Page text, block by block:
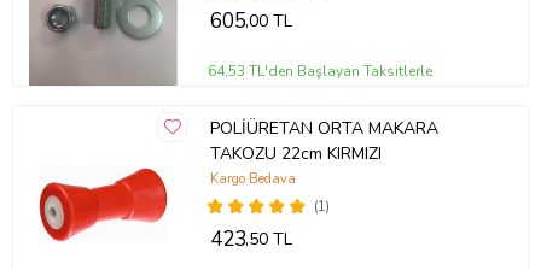
605,00 TL
64,53 TL'den Başlayan Taksitlerle
POLİÜRETAN ORTA MAKARA
TAKOZU 22cm KIRMIZI
(1)
Kargo Bedava
423,50 TL